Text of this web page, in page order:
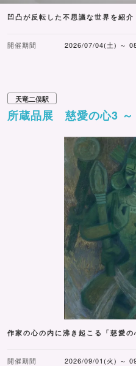
凹凸が反転した不思議な世界を紹介
開催期間 2026/07/04(土) ～
天竜二俣駅
所蔵品展 慈愛の心3 ～
作家の心の内に沸き起こる「慈愛の
開催期間 2026/09/01(火) ～